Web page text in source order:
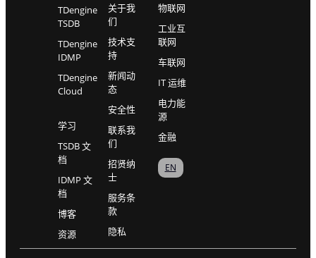
TDengine
TSDB
TDengine
IDMP
TDengine
Cloud
学习
TSDB 文
档
IDMP 文
档
博客
资源
关于我
们
技术支
持
新闻动
态
安全性
联系我
们
招贤纳
士
服务条
款
隐私
物联网
工业互
联网
车联网
IT 运维
电力能
源
金融
EN